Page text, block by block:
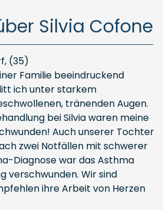
Silvia Cofone
(35)
Familie beeindruckend
ich unter starkem
tränenden Augen.
bei Silvia waren meine
Auch unserer Tochter
zwei Notfällen mit schwerer
Diagnose war das Asthma
verschwunden. Wir sind
ihre Arbeit von Herzen